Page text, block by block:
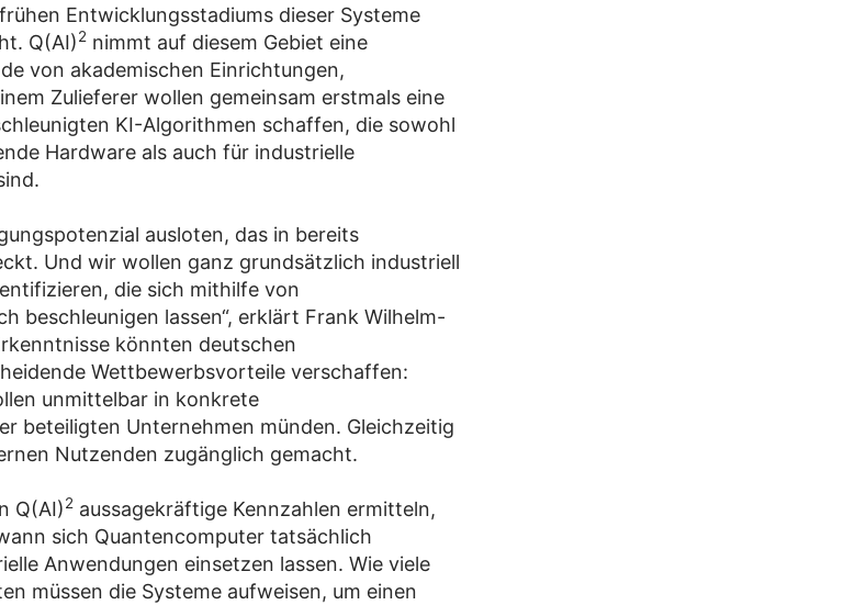
Entwicklungsstadiums dieser Systeme
Q(AI)2 nimmt auf diesem Gebiet eine
von akademischen Einrichtungen,
Zulieferer wollen gemeinsam erstmals eine
KI-Algorithmen schaffen, die sowohl
Hardware als auch für industrielle
ausloten, das in bereits
Und wir wollen ganz grundsätzlich industriell
die sich mithilfe von
beschleunigen lassen“, erklärt Frank Wilhelm-
könnten deutschen
Wettbewerbsvorteile verschaffen:
unmittelbar in konkrete
beteiligten Unternehmen münden. Gleichzeitig
Nutzenden zugänglich gemacht.
Q(AI)2 aussagekräftige Kennzahlen ermitteln,
sich Quantencomputer tatsächlich
Anwendungen einsetzen lassen. Wie viele
müssen die Systeme aufweisen, um einen